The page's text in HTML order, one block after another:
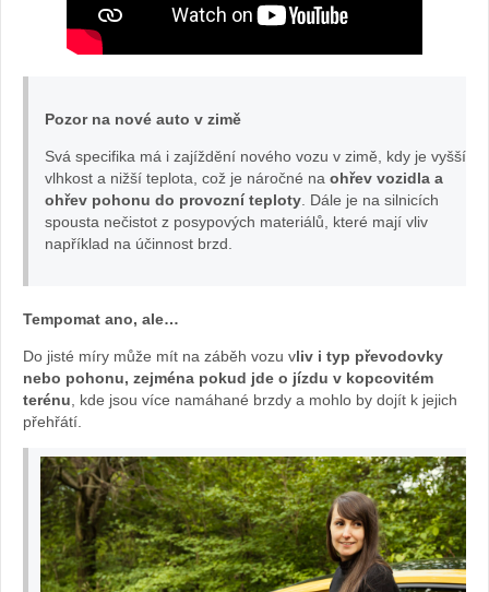
Pozor na nové auto v zimě
Svá specifika má i zajíždění nového vozu v zimě, kdy je vyšší
vlhkost a nižší teplota, což je náročné na ohřev vozidla a
ohřev pohonu do provozní teploty. Dále je na silnicích
spousta nečistot z posypových materiálů, které mají vliv
například na účinnost brzd.
Tempomat ano, ale…
Do jisté míry může mít na záběh vozu vliv i typ převodovky
nebo pohonu, zejména pokud jde o jízdu v kopcovitém
terénu, kde jsou více namáhané brzdy a mohlo by dojít k jejich
přehřátí.